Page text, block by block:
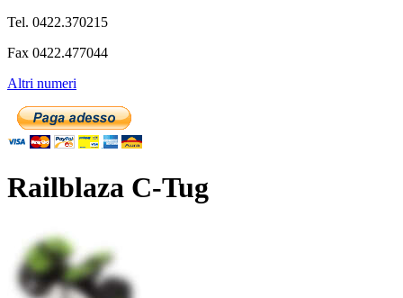
Tel. 0422.370215
Fax 0422.477044
Altri numeri
Railblaza C-Tug